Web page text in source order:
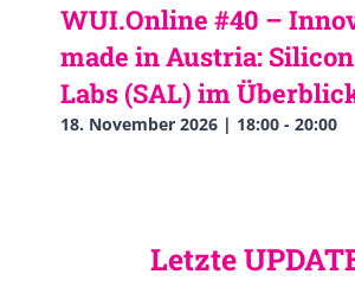
WUI.Online #40 –
made in Austria:
Labs (SAL) im
18. November 2026 | 18:00 - 20:00
Letzte